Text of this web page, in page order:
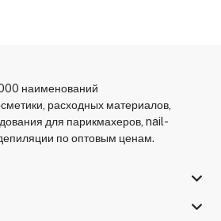
наименований
расходных материалов,
для парикмахеров, nail-
по оптовым ценам.